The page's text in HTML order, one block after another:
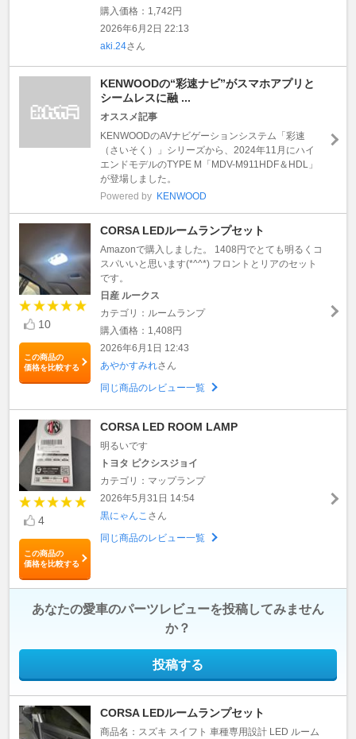
購入価格：1,742円
2026年6月2日 22:13
aki.24さん
KENWOODの“彩速ナビ”がスマホアプリと
シームレスに融 ...
オススメ記事
KENWOODのAVナビゲーションシステム「彩速
（さいそく）」シリーズから、2024年11月にハイ
エンドモデルのTYPE M「MDV-M911HDF＆HDL」
が登場しました。
Powered by KENWOOD
10
この商品の
価格を比較する
CORSA LEDルームランプセット
Amazonで購入しました。 1408円でとても明るくコ
スパいいと思います(*^^*) フロントとリアのセット
です。
日産 ルークス
カテゴリ：ルームランプ
購入価格：1,408円
2026年6月1日 12:43
あやかすみれさん
同じ商品のレビュー一覧
4
この商品の
価格を比較する
CORSA LED ROOM LAMP
明るいです
トヨタ ピクシスジョイ
カテゴリ：マップランプ
2026年5月31日 14:54
黒にゃんこ さん
同じ商品のレビュー一覧
あなたの愛車のパーツレビューを投稿してみません
か？
投稿する
CORSA LEDルームランプセット
商品名：スズキ スイフト 車種専用設計 LED ルーム